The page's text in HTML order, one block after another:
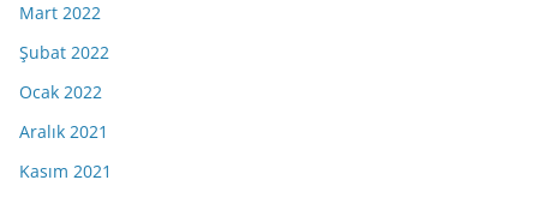
Mart 2022
Şubat 2022
Ocak 2022
Aralık 2021
Kasım 2021